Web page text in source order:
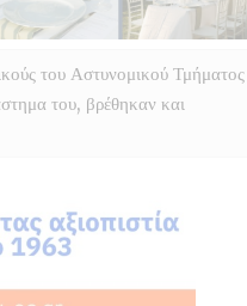
του Αστυνομικού Τμήματος
του, βρέθηκαν και